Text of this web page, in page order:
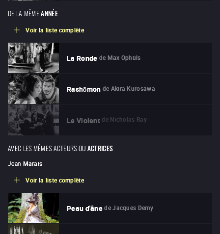
DE LA MÊME ANNÉE
Voir la liste complète
La Ronde de Max Ophüls
Rashōmon de Akira Kurosawa
Le Violent de Nicholas Ray
AVEC LES MÊMES ACTEURS OUACTRICES
Jean Marais
Voir la liste complète
Peau d'âne de Jacques Demy